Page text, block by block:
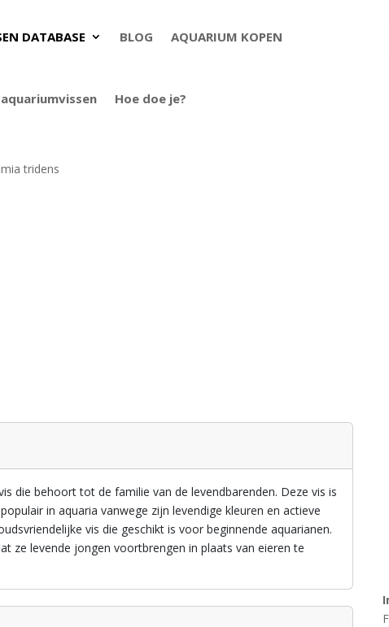
DATABASE BLOG AQUARIUM KOPEN
Hoe doe je?
tridens
die behoort tot de familie van de levendbarenden. Deze vis is
in aquaria vanwege zijn levendige kleuren en actieve
vis die geschikt is voor beginnende aquarianen.
ze levende jongen voortbrengen in plaats van eieren te